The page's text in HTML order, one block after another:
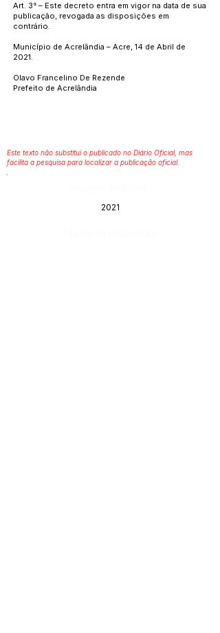
Art. 3° – Este decreto entra em vigor na data de sua
publicação, revogada as disposições em
contrário.
Município de Acrelândia – Acre, 14 de Abril de
2021.
Olavo Francelino De Rezende
Prefeito de Acrelândia
Este texto não substitui o publicado no Diário Oficial, mas
facilita a pesquisa para localizar a publicação oficial.
2021